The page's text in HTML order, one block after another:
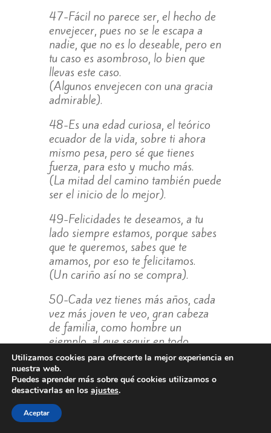
47-Fácil no parece ser, el hecho de
envejecer, pues no se le escapa a
nadie, que no es lo deseable, pero en
tu caso es asombroso, lo bien que
llevas este caso.
(Algunos envejecen con una gracia
admirable).
48-Es una edad curiosa, el teórico
ecuador de la vida, sobre ti ahora
mismo pesa, pero sé que tienes
fuerza, para esto y mucho más.
(La mitad del camino también puede
ser el inicio de lo mejor).
49-Felicidades te deseamos, a tu
lado siempre estamos, porque sabes
que te queremos, sabes que te
amamos, por eso te felicitamos.
(Un cariño así no se compra).
50-Cada vez tienes más años, cada
vez más joven te veo, gran cabeza
de familia, como hombre un
ejemplo, al que seguir en todo
momento.
(La verdadera juventud está en el
corazón).
51-Joven sigues siendo, cada vez
más maduro, siempre te veo como,
Utilizamos cookies para ofrecerte la mejor experiencia en
nuestra web.
Puedes aprender más sobre qué cookies utilizamos o
desactivarlas en los ajustes.
Aceptar